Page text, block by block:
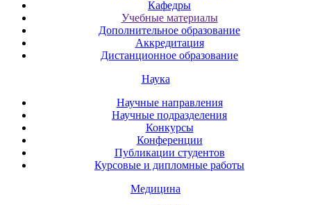
Кафедры
Учебные материалы
Дополнительное образование
Аккредитация
Дистанционное образование
Наука
Научные направления
Научные подразделения
Конкурсы
Конференции
Публикации студентов
Курсовые и дипломные работы
Медицина